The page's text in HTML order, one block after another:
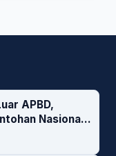
APBD,
Nasional